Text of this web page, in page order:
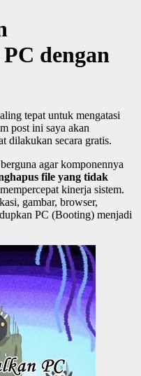
dengan
tepat untuk mengatasi
post ini saya akan
dilakukan secara gratis.
agar komponennya
file yang tidak
kinerja sistem.
gambar, browser,
PC (Booting) menjadi